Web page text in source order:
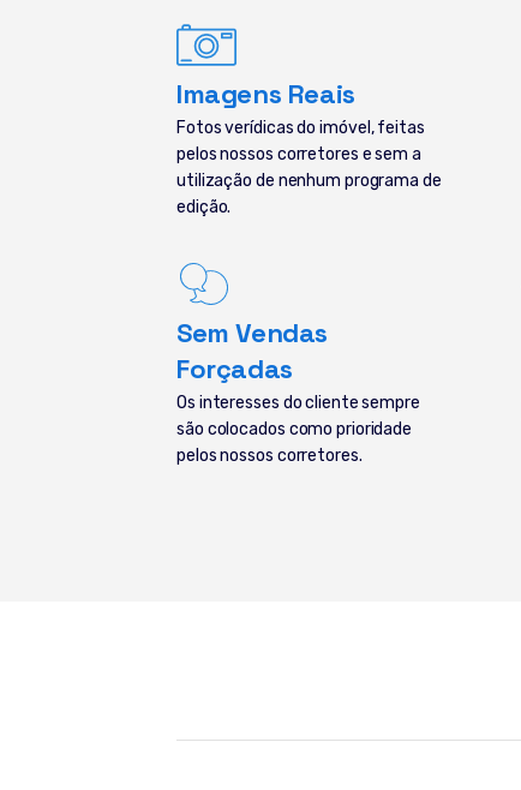
Imagens Reais
Fotos verídicas do imóvel, feitas
pelos nossos corretores e sem a
utilização de nenhum programa de
edição.
Sem Vendas
Forçadas
Os interesses do cliente sempre
são colocados como prioridade
pelos nossos corretores.